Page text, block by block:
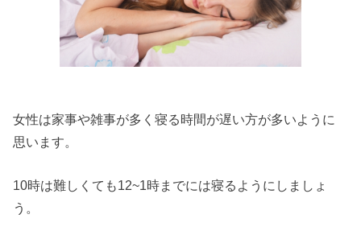
女性は家事や雑事が多く寝る時間が遅い方が多いように
思います。
10時は難しくても12~1時までには寝るようにしましょ
う。